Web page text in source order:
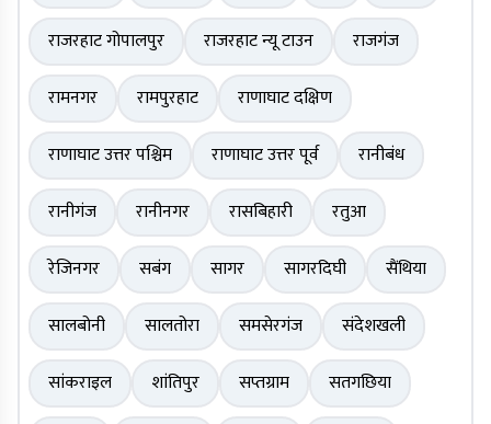
राजरहाट गोपालपुर
राजरहाट न्यू टाउन
राजगंज
रामनगर
रामपुरहाट
राणाघाट दक्षिण
राणाघाट उत्तर पश्चिम
राणाघाट उत्तर पूर्व
रानीबंध
रानीगंज
रानीनगर रासबिहारी
रतुआ
रेजिनगर
सबंग सागर सागरदिघी
सैंथिया
सालबोनी
सालतोरा समसेरगंज
संदेशखली
सांकराइल
शांतिपुर सप्तग्राम
सतगछिया